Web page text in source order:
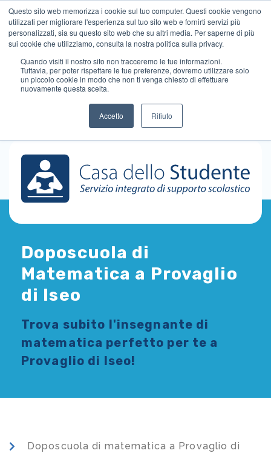
Questo sito web memorizza i cookie sul tuo computer. Questi cookie vengono
utilizzati per migliorare l'esperienza sul tuo sito web e fornirti servizi più
personalizzati, sia su questo sito web che su altri media. Per saperne di più
sui cookie che utilizziamo, consulta la nostra politica sulla privacy.
Quando visiti il ​​nostro sito non tracceremo le tue informazioni.
Tuttavia, per poter rispettare le tue preferenze, dovremo utilizzare solo
un piccolo cookie in modo che non ti venga chiesto di effettuare
nuovamente questa scelta.
Accetto Rifiuto
Doposcuola di
Matematica a Provaglio
di Iseo
Trova subito l'insegnante di
matematica perfetto per te a
Provaglio di Iseo!
Doposcuola di matematica a Provaglio di